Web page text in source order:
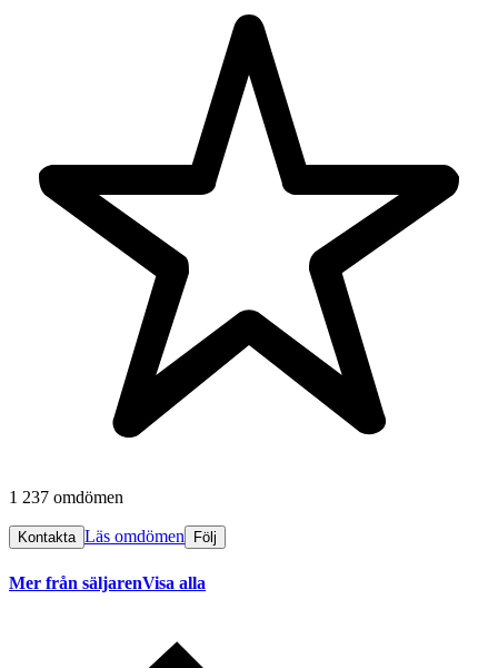
1 237 omdömen
Kontakta Läs omdömen Följ
Mer från säljarenVisa alla